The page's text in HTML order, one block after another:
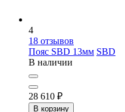
4
18 отзывов
Пояс SBD 13мм SBD
В наличии
28 610 ₽
В корзину